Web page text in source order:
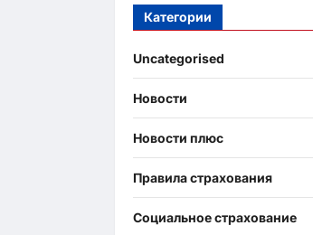
Категории
Uncategorised
Новости
Новости плюс
Правила страхования
Социальное страхование